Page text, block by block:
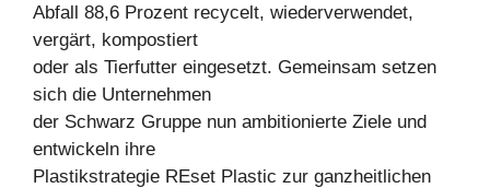
Abfall 88,6 Prozent recycelt, wiederverwendet,
vergärt, kompostiert
oder als Tierfutter eingesetzt. Gemeinsam setzen
sich die Unternehmen
der Schwarz Gruppe nun ambitionierte Ziele und
entwickeln ihre
Plastikstrategie REset Plastic zur ganzheitlichen